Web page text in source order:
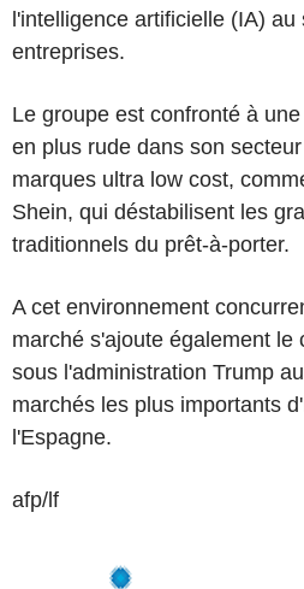
l'intelligence artificielle (IA) au
entreprises.
Le groupe est confronté à
en plus rude dans son
marques ultra low cost,
Shein, qui déstabilisent les
traditionnels du prêt-à-porter.
A cet environnement
marché s'ajoute également le
sous l'administration Trump
marchés les plus importants
l'Espagne.
afp/lf